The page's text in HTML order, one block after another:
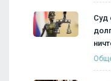
Суд